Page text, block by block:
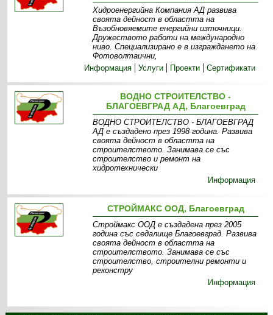
Хидроенергийна Компания АД развива
своята дейност в областта на
Възобновяемите енергийни източници.
Дружеството работи на международно
ниво. Специализирано е в изграждането на
Фотоволтаични,
Информация
Услуги Проекти Сертификати
ВОДНО СТРОИТЕЛСТВО -
БЛАГОЕВГРАД АД, Благоевград
ВОДНО СТРОИТЕЛСТВО - БЛАГОЕВГРАД
АД е създадено през 1998 година. Развива
своята дейност в областта на
строителството. Занимава се със
строителство и ремонт на
хидротехнически
Информация
СТРОЙМАКС ООД, Благоевград
Строймакс ООД е създадена през 2005
година със седалище Благоевград. Развива
своята дейност в областта на
строителството. Занимава се със
строителство, строителни ремонти и
реконстру
Информация